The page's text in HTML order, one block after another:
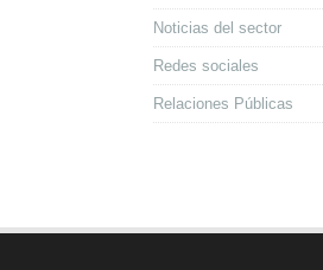
Noticias del sector
Redes sociales
Relaciones Públicas